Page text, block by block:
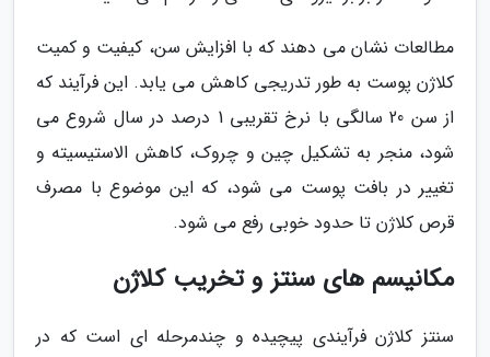
مطالعات نشان می دهند که با افزایش سن، کیفیت و کمیت
کلاژن پوست به طور تدریجی کاهش می یابد. این فرآیند که
از سن 20 سالگی با نرخ تقریبی 1 درصد در سال شروع می
شود، منجر به تشکیل چین و چروک، کاهش الاستیسیته و
تغییر در بافت پوست می شود، که این موضوع با مصرف
قرص کلاژن تا حدود خوبی رفع می شود.
مکانیسم های سنتز و تخریب کلاژن
سنتز کلاژن فرآیندی پیچیده و چندمرحله ای است که در